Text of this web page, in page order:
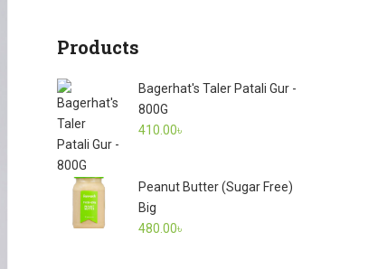
Products
Bagerhat's Taler Patali Gur -
800G
410.00৳
Peanut Butter (Sugar Free)
Big
480.00৳